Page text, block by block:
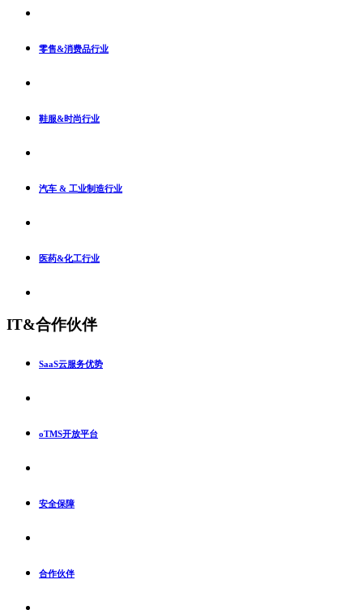
零售&消费品行业
鞋服&时尚行业
汽车 & 工业制造行业
医药&化工行业
IT&合作伙伴
SaaS云服务优势
oTMS开放平台
安全保障
合作伙伴